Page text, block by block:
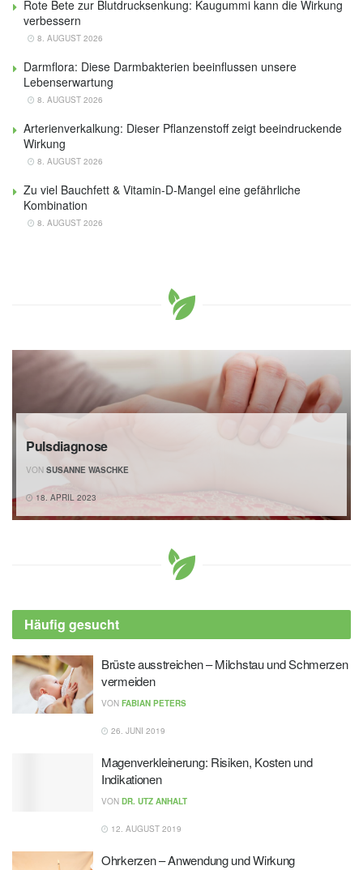
Rote Bete zur Blutdrucksenkung: Kaugummi kann die Wirkung
verbessern
8. AUGUST 2026
Darmflora: Diese Darmbakterien beeinflussen unsere
Lebenserwartung
8. AUGUST 2026
Arterienverkalkung: Dieser Pflanzenstoff zeigt beeindruckende
Wirkung
8. AUGUST 2026
Zu viel Bauchfett & Vitamin-D-Mangel eine gefährliche
Kombination
8. AUGUST 2026
Pulsdiagnose
VON SUSANNE WASCHKE
18. APRIL 2023
Häufig gesucht
Brüste ausstreichen – Milchstau und Schmerzen
vermeiden
VON FABIAN PETERS
26. JUNI 2019
Magenverkleinerung: Risiken, Kosten und
Indikationen
VON DR. UTZ ANHALT
12. AUGUST 2019
Ohrkerzen – Anwendung und Wirkung